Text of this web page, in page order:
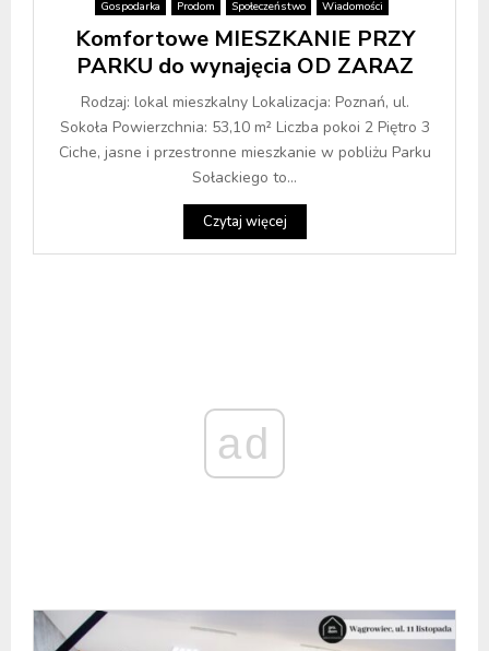
Gospodarka Prodom Społeczeństwo Wiadomości
Komfortowe MIESZKANIE PRZY
PARKU do wynajęcia OD ZARAZ
Rodzaj: lokal mieszkalny Lokalizacja: Poznań, ul.
Sokoła Powierzchnia: 53,10 m² Liczba pokoi 2 Piętro 3
Ciche, jasne i przestronne mieszkanie w pobliżu Parku
Sołackiego to...
Czytaj więcej
ad